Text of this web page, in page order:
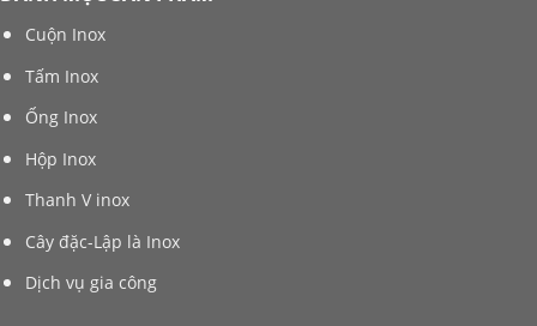
Cuộn Inox
Tấm Inox
Ống Inox
Hộp Inox
Thanh V inox
Cây đặc-Lập là Inox
Dịch vụ gia công